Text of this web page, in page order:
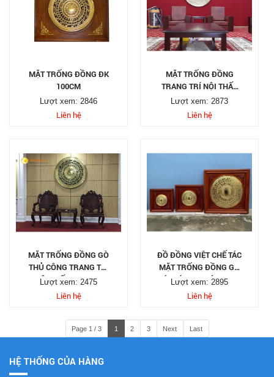
MẶT TRỐNG ĐỒNG ĐK
100CM
Lượt xem: 2846
Liên hệ
MẶT TRỐNG ĐỒNG
TRANG TRÍ NỘI THẤT
DK 90CM
Lượt xem: 2873
Liên hệ
MẶT TRỐNG ĐỒNG GÒ
THỦ CÔNG TRANG TRÍ
NỘI THẤT KT 90CM
Lượt xem: 2475
Liên hệ
ĐỒ ĐỒNG VIỆT CHẾ TÁC
MẶT TRỐNG ĐỒNG GÒ
CÁC KÍCH THƯỚC THEO
YÊU CẦU
Lượt xem: 2895
Liên hệ
Page 1 / 3 1 2 3 Next Last
HỆ THỐNG CỦA HÀNG